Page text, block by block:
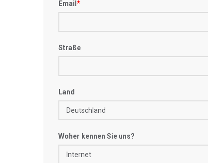
Email *
Straße
Land
Woher kennen Sie uns?